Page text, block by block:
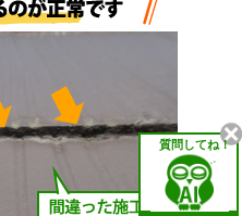
質問してね！